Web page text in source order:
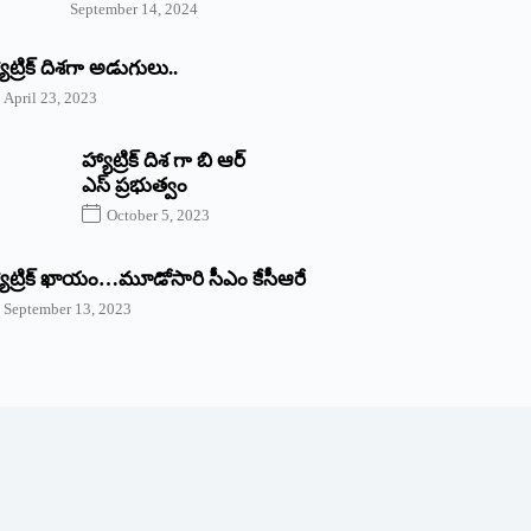
September 14, 2024
‌దిశగా అడుగులు..
April 23, 2023
హ్యాట్రిక్ దిశ గా బి ఆర్
ఎస్ ప్రభుత్వం
October 5, 2023
‌ఖాయం…మూడోసారి సీఎం కేసీఆరే
September 13, 2023